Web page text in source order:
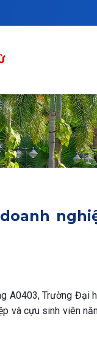
A0403, Trường Đại
và cựu sinh viên